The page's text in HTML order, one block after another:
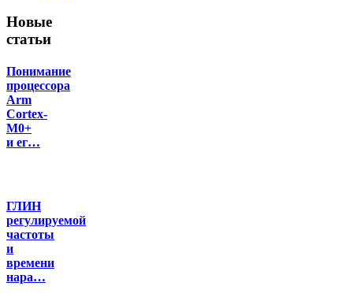
Новые
статьи
Понимание
процессора
Arm
Cortex-
M0+
и ег…
ГЛИН
регулируемой
частоты
и
времени
нара…